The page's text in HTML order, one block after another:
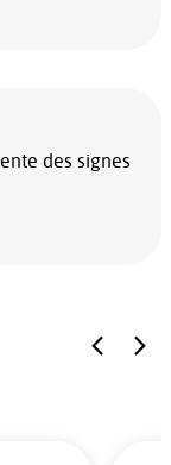
des signes